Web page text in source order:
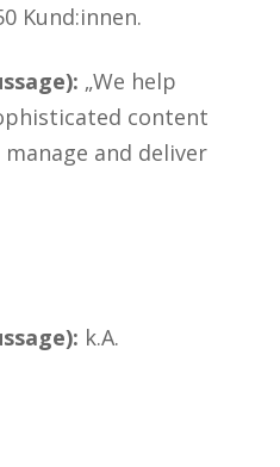
Kund:innen.
„We help
content
and deliver
k.A.